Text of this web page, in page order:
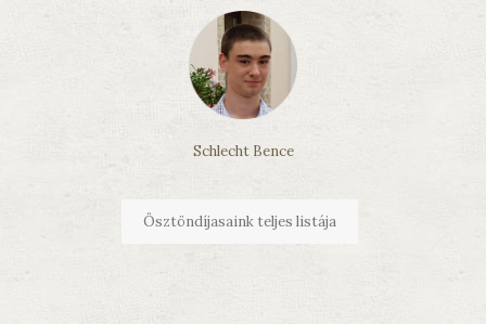
Schlecht Bence
Ösztöndíjasaink teljes listája